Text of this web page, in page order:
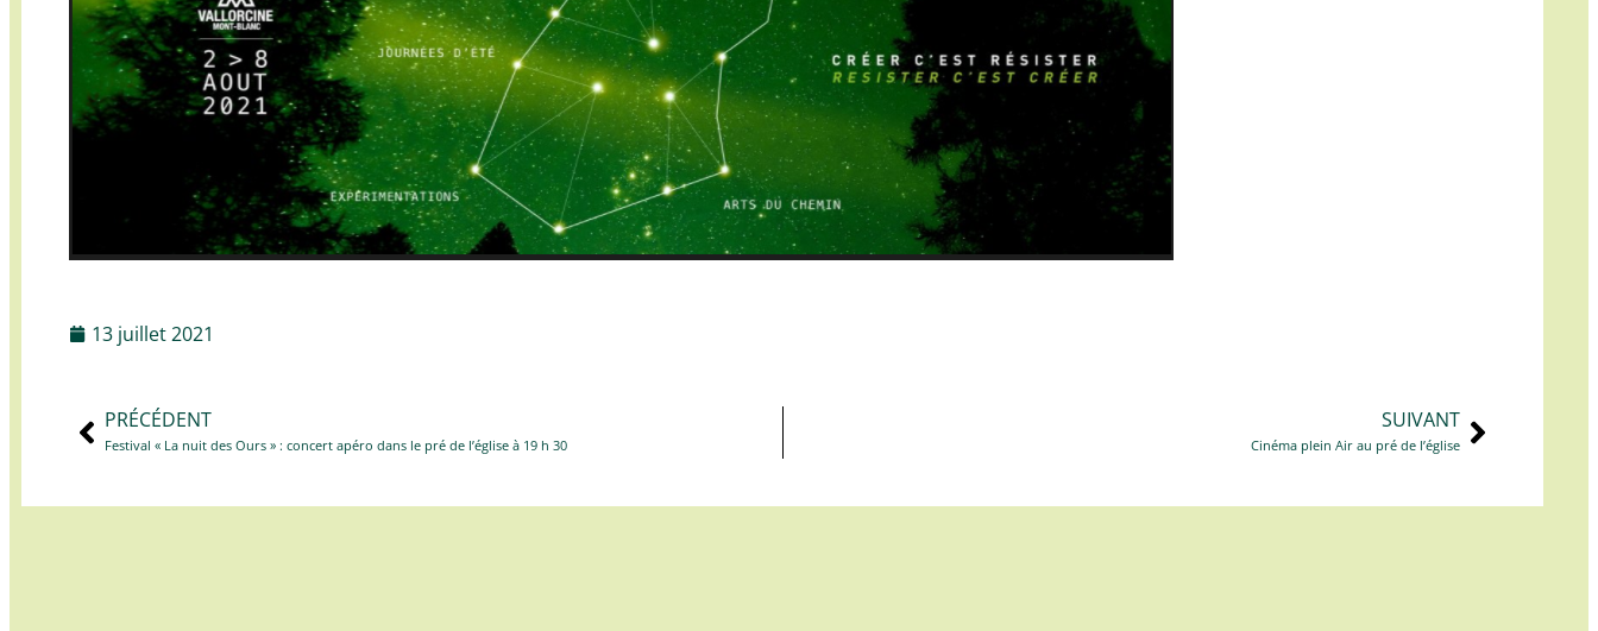
13 juillet 2021
PRÉCÉDENT
Festival « La nuit des Ours » : concert apéro dans le pré de l’église à 19 h 30
SUIVANT
Cinéma plein Air au pré de l’église